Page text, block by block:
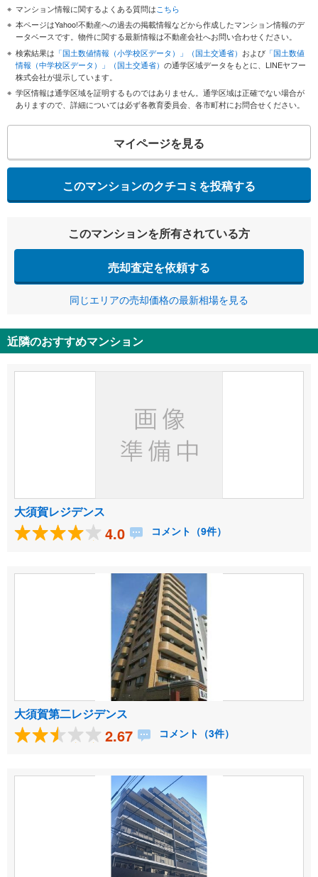
マンション情報に関するよくある質問はこちら
本ページはYahoo!不動産への過去の掲載情報などから作成したマンション情報のデ
ータベースです。物件に関する最新情報は不動産会社へお問い合わせください。
検索結果は 「国土数値情報（小学校区データ）」（国土交通省） および 「国土数値
情報（中学校区データ）」（国土交通省） の通学区域データをもとに、LINEヤフー
株式会社が提示しています。
学区情報は通学区域を証明するものではありません。通学区域は正確でない場合が
ありますので、詳細については必ず各教育委員会、各市町村にお問合せください。
マイページを見る
このマンションのクチコミを投稿する
このマンションを所有されている方
売却査定を依頼する
同じエリアの売却価格の最新相場を見る
近隣のおすすめマンション
大須賀レジデンス
4.0 コメント（9件）
大須賀第二レジデンス
2.67 コメント（3件）